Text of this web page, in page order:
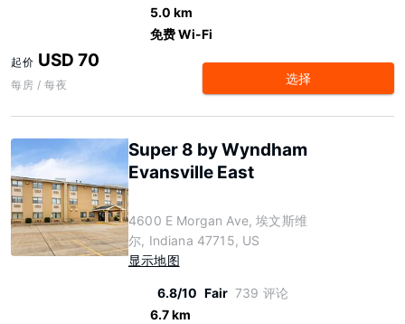
5.0 km
免费 Wi-Fi
起价 USD 70
每房 / 每夜 选择
Super 8 by Wyndham
Evansville East
4600 E Morgan Ave, 埃文斯维
尔, Indiana 47715, US
显示地图
6.8/10 Fair 739 评论
6.7 km